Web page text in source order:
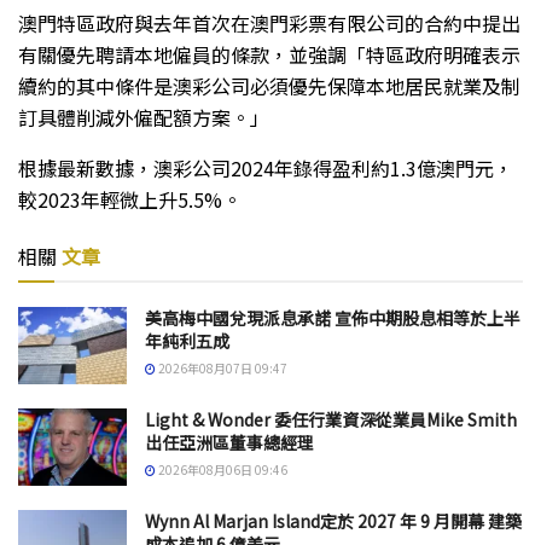
澳門特區政府與去年首次在澳門彩票有限公司的合約中提出
有關優先聘請本地僱員的條款，並強調「特區政府明確表示
續約的其中條件是澳彩公司必須優先保障本地居民就業及制
訂具體削減外僱配額方案。」
根據最新數據，澳彩公司2024年錄得盈利約1.3億澳門元，
較2023年輕微上升5.5%。
相關 文章
美高梅中國兌現派息承諾 宣佈中期股息相等於上半
年純利五成
2026年08月07日 09:47
Light & Wonder 委任行業資深從業員Mike Smith
出任亞洲區董事總經理
2026年08月06日 09:46
Wynn Al Marjan Island定於 2027 年 9 月開幕 建築